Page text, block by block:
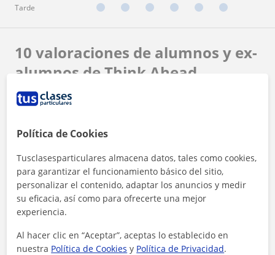
Tarde
10 valoraciones de alumnos y ex-
alumnos de Think Ahead
Academy
M
recomiendan a Think Ahead Academy
M Maite Zumalde ★★★★★
Estamos muy contentos con las clases de Química
y Matemáticas que recibe nuestra hija. Explican
el temario eficientemente y a la vez practican
preguntas de examen que es la clave para sacar
entusiasmo en todas sus clases y explican todo al
detalle. También tenemos información de como
Ver más
Política de Cookies
Tusclasesparticulares almacena datos, tales como cookies,
para garantizar el funcionamiento básico del sitio,
personalizar el contenido, adaptar los anuncios y medir
su eficacia, así como para ofrecerte una mejor
experiencia.
Al hacer clic en “Aceptar”, aceptas lo establecido en
nuestra Política de Cookies y Política de Privacidad.